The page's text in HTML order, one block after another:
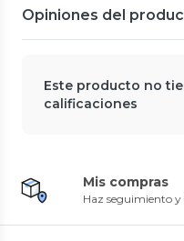
Opiniones del
Este producto no
calificaciones
Mis compras
Haz seguimiento y